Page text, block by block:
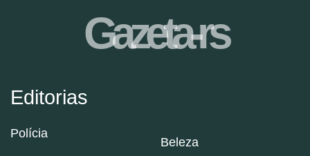
Editorias
Polícia
Beleza
Gazeta-rs